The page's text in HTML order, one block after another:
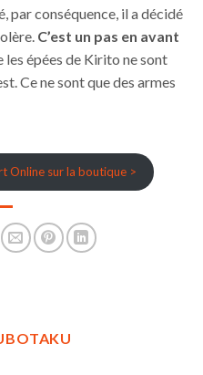
par conséquence, il a décidé
C’est un pas en avant
les épées de Kirito ne sont
Ce ne sont que des armes
Online sur la boutique >